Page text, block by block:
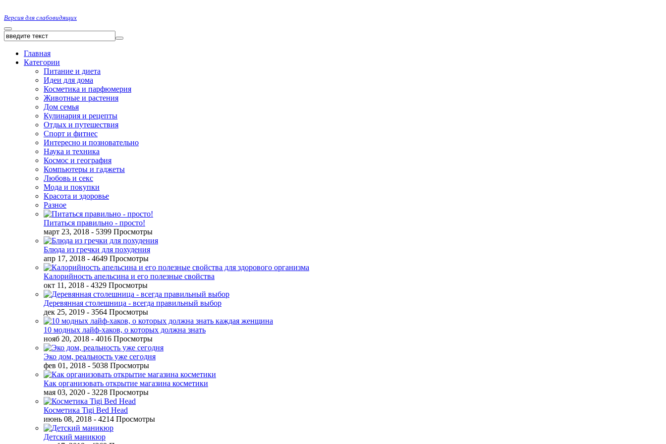
Версия для слабовидящих
Главная
Категории
Питание и диета
Идеи для дома
Косметика и парфюмерия
Животные и растения
Дом семья
Кулинария и рецепты
Отдых и путешествия
Спорт и фитнес
Интересно и позновательно
Наука и техника
Космос и география
Компьютеры и гаджеты
Любовь и секс
Мода и покупки
Красота и здоровье
Разное
Питаться правильно - просто!
март 23, 2018 - 5399 Просмотры
Блюда из гречки для похудения
апр 17, 2018 - 4649 Просмотры
Калорийность апельсина и его полезные свойства
окт 11, 2018 - 4329 Просмотры
Деревянная столешница - всегда правильный выбор
дек 25, 2019 - 3564 Просмотры
10 модных лайф-хаков, о которых должна знать
нояб 20, 2018 - 4016 Просмотры
Эко дом, реальность уже сегодня
фев 01, 2018 - 5038 Просмотры
Как организовать открытие магазина косметики
мая 03, 2020 - 3228 Просмотры
Косметика Tigi Bed Head
июнь 08, 2018 - 4214 Просмотры
Детский маникюр